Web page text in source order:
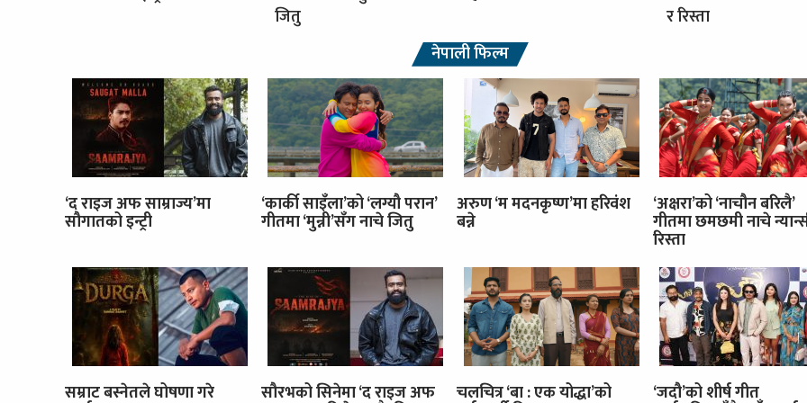
जितु
र रिस्ता
नेपाली फिल्म
‘द राइज अफ साम्राज्य’मा
सौगातको इन्ट्री
‘कार्की साइँला’को ‘लग्यौ परान’
गीतमा ‘मुन्नी’सँग नाचे जितु
अरुण ‘म मदनकृष्ण’मा हरिवंश
बन्ने
‘अक्षरा’को ‘नाचौन बरिलै’
गीतमा छमछमी नाचे
रिस्ता
सम्राट बस्नेतले घोषणा गरे सौरभको सिनेमा ‘द राइज अफ चलचित्र ‘बा : एक योद्धा’को ‘जदौ’को शीर्ष गीत